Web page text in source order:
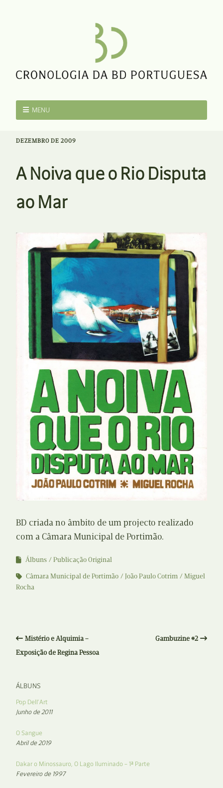
MENU
DEZEMBRO DE 2009
A Noiva que o Rio Disputa
ao Mar
BD criada no âmbito de um projecto realizado
com a Câmara Municipal de Portimão.
Álbuns
Publicação Original
Câmara Municipal de Portimão
João Paulo Cotrim
Miguel
Rocha
Mistério e Alquimia –
Exposição de Regina Pessoa
Gambuzine #2
ÁLBUNS
Pop Dell’Art
Junho de 2011
O Sangue
Abril de 2019
Dakar o Minossauro, O Lago Iluminado – 1ª Parte
Fevereiro de 1997